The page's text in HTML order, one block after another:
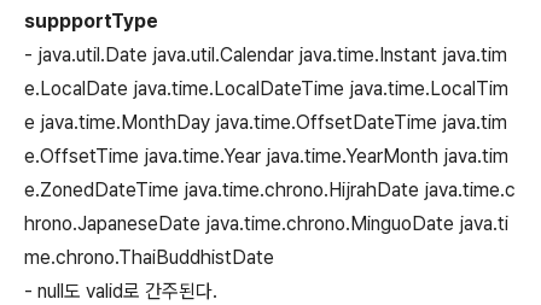
suppportType
- java.util.Date java.util.Calendar java.time.Instant java.tim
e.LocalDate java.time.LocalDateTime java.time.LocalTim
e java.time.MonthDay java.time.OffsetDateTime java.tim
e.OffsetTime java.time.Year java.time.YearMonth java.tim
e.ZonedDateTime java.time.chrono.HijrahDate java.time.c
hrono.JapaneseDate java.time.chrono.MinguoDate java.ti
me.chrono.ThaiBuddhistDate
- null 도 valid로 간주된다.